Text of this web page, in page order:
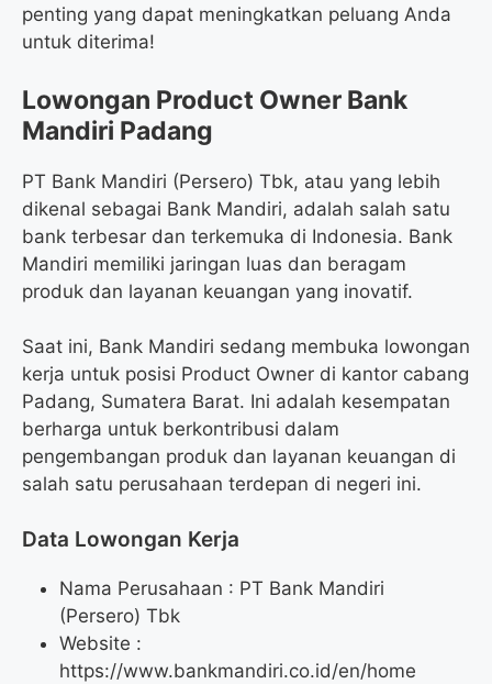
penting yang dapat meningkatkan peluang Anda
untuk diterima!
Lowongan Product Owner Bank
Mandiri Padang
PT Bank Mandiri (Persero) Tbk, atau yang lebih
dikenal sebagai Bank Mandiri, adalah salah satu
bank terbesar dan terkemuka di Indonesia. Bank
Mandiri memiliki jaringan luas dan beragam
produk dan layanan keuangan yang inovatif.
Saat ini, Bank Mandiri sedang membuka lowongan
kerja untuk posisi Product Owner di kantor cabang
Padang, Sumatera Barat. Ini adalah kesempatan
berharga untuk berkontribusi dalam
pengembangan produk dan layanan keuangan di
salah satu perusahaan terdepan di negeri ini.
Data Lowongan Kerja
Nama Perusahaan : PT Bank Mandiri
(Persero) Tbk
Website :
https://www.bankmandiri.co.id/en/home